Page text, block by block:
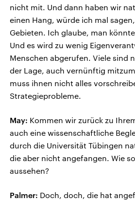
nicht mit. Und dann haben wir
einen Hang, würde ich mal
Gebieten. Ich glaube, man
Und es wird zu wenig
Menschen abgerufen. Viele sind
der Lage, auch vernünftig
muss ihnen nicht alles
Strategieprobleme.
May: Kommen wir zurück zu
auch eine wissenschaftliche
durch die Universität Tübingen
die aber nicht angefangen. Wie
aussehen?
Palmer: Doch, doch, die hat